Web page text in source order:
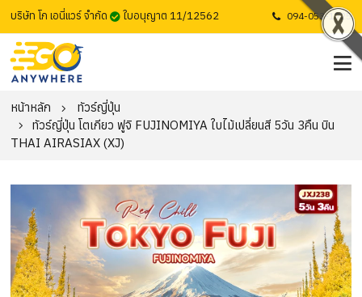
บริษัท โก เอนี่แวร์ จำกัด ใบอนุญาต 11/12562 094-053-1725
หน้าหลัก
ทัวร์ญี่ปุ่น
ทัวร์ญี่ปุ่น โตเกียว ฟูจิ FUJINOMIYA ใบไม้เปลี่ยนสี 5วัน 3คืน บิน
THAI AIRASIAX (XJ)